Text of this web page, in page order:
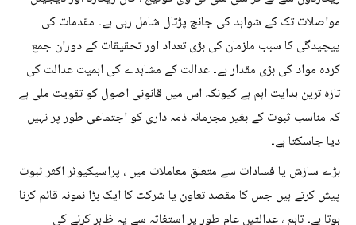
مواصلات تک کے شواہد کی جانچ پڑتال شامل رہی ہے۔ مقدمات کی
پیچیدگی کا سبب ملزمان کی بڑی تعداد اور تحقیقات کے دوران جمع
کردہ مواد کی بڑی مقدار ہے۔ عدالت کے مشاہدے کی اہمیت عدالت کی
تازہ ترین ہدایت اہم ہے کیونکہ اس میں قانونی اصول کو تقویت ملی ہے
کہ مناسب ثبوت کے بغیر مجرمانہ ذمہ داری کو اجتماعی طور پر نہیں
دیا جاسکتا ہے۔
بڑے سازش یا فسادات سے متعلق معاملات میں ، پراسیکیوٹر اکثر ثبوت
پیش کرتے ہیں جس کا مقصد تعاون یا شرکت کا ایک بڑا نمونہ قائم کرنا
ہوتا ہے۔ تاہم ، عدالتیں عام طور پر استغاثہ سے یہ ظاہر کرنے کی